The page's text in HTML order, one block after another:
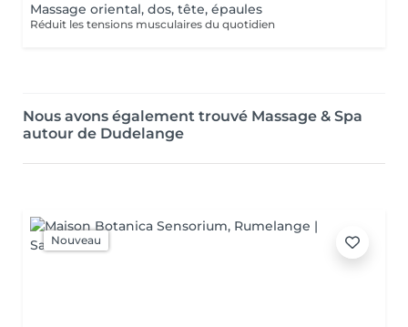
Massage oriental, dos, tête, épaules
Réduit les tensions musculaires du quotidien
Nous avons également trouvé Massage & Spa
autour de Dudelange
Nouveau